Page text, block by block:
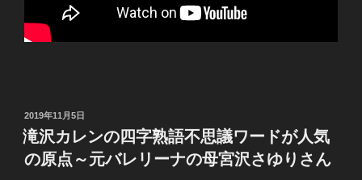
投
稿
日:
2019年11月5日
滝沢カレンの四字熟語不思議ワードが人気
の原点～元バレリーナの母宮沢さゆりさん